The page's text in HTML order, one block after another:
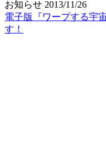
お知らせ 2013/11/26
電子版『ワープする宇
す！